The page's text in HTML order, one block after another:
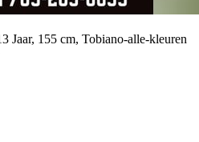
Jaar, 155 cm, Tobiano-alle-kleuren